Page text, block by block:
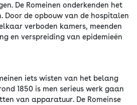
De Romeinen onderkenden het
Door de opbouw van de hospitalen
verboden kamers, meenden
en verspreiding van epidemieën
iets wisten van het belang
1850 is men serieus werk gaan
van apparatuur. De Romeinse